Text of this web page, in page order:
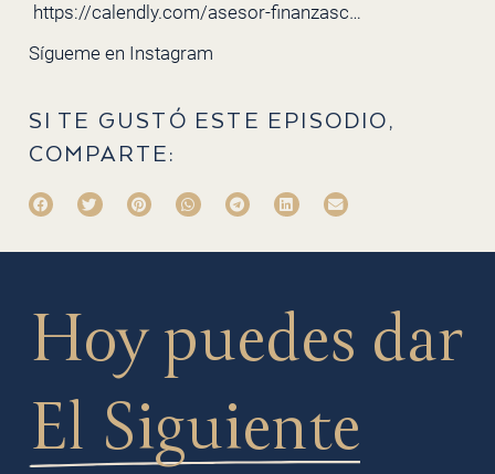
https://calendly.com/asesor-finanzasc…
Sígueme en Instagram
SI TE GUSTÓ ESTE EPISODIO,
COMPARTE:
Hoy puedes dar
El Siguiente